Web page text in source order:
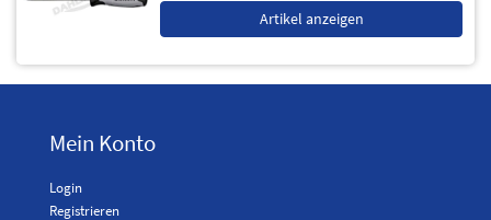
Artikel anzeigen
Mein Konto
Login
Registrieren